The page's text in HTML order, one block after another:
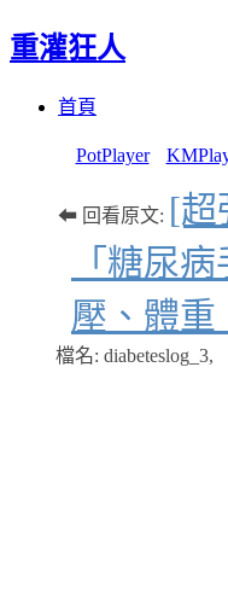
重灌狂人
首頁
PotPlayer
⬅ 回看原文: [超
「糖尿
壓、體重
檔名: diabeteslog_3,